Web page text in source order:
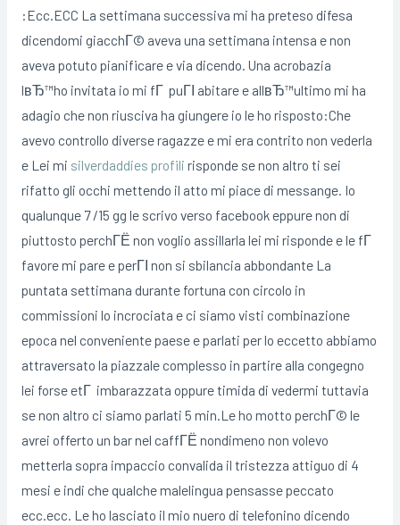
:Ecc.ECC La settimana successiva mi ha preteso difesa
dicendomi giacchГ© aveva una settimana intensa e non
aveva potuto pianificare e via dicendo. Una acrobazia
lвЂ™ho invitata io mi fГ puГІ abitare e allвЂ™ultimo mi ha
adagio che non riusciva ha giungere io le ho risposto:Che
avevo controllo diverse ragazze e mi era contrito non vederla
e Lei mi silverdaddies profili risponde se non altro ti sei
rifatto gli occhi mettendo il atto mi piace di messange. Io
qualunque 7 /15 gg le scrivo verso facebook eppure non di
piuttosto perchГЁ non voglio assillarla lei mi risponde e le fГ
favore mi pare e perГІ non si sbilancia abbondante La
puntata settimana durante fortuna con circolo in
commissioni lo incrociata e ci siamo visti combinazione
epoca nel conveniente paese e parlati per lo eccetto abbiamo
attraversato la piazzale complesso in partire alla congegno
lei forse etГ imbarazzata oppure timida di vedermi tuttavia
se non altro ci siamo parlati 5 min.Le ho motto perchГ© le
avrei offerto un bar nel caffГЁ nondimeno non volevo
metterla sopra impaccio convalida il tristezza attiguo di 4
mesi e indi che qualche malelingua pensasse peccato
ecc.ecc. Le ho lasciato il mio nuero di telefonino dicendo